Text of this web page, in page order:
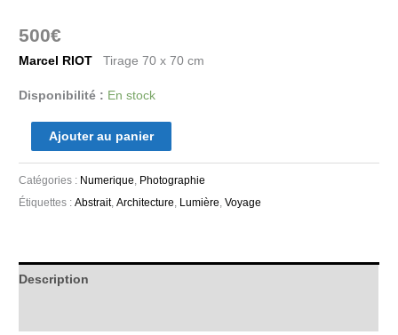
500€
Marcel RIOT Tirage 70 x 70 cm
Disponibilité : En stock
Ajouter au panier
Catégories : Numerique Photographie
Étiquettes :Abstrait,Architecture Lumière ,Voyage
Description